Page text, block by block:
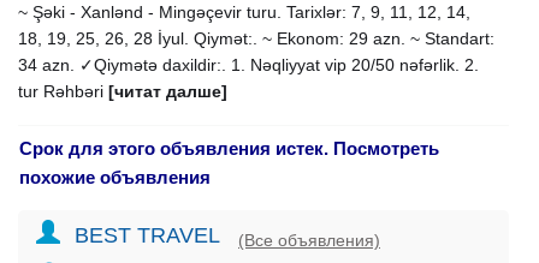
~ Şəki - Xanlənd - Mingəçevir turu. Tarixlər: 7, 9, 11, 12, 14,
18, 19, 25, 26, 28 İyul. Qiymət:. ~ Ekonom: 29 azn. ~ Standart:
34 azn. ✓Qiymətə daxildir:. 1. Nəqliyyat vip 20/50 nəfərlik. 2.
tur Rəhbəri [читат далше]
Срок для этого объявления истек. Посмотреть
похожие объявления
BEST TRAVEL (Все объявления)